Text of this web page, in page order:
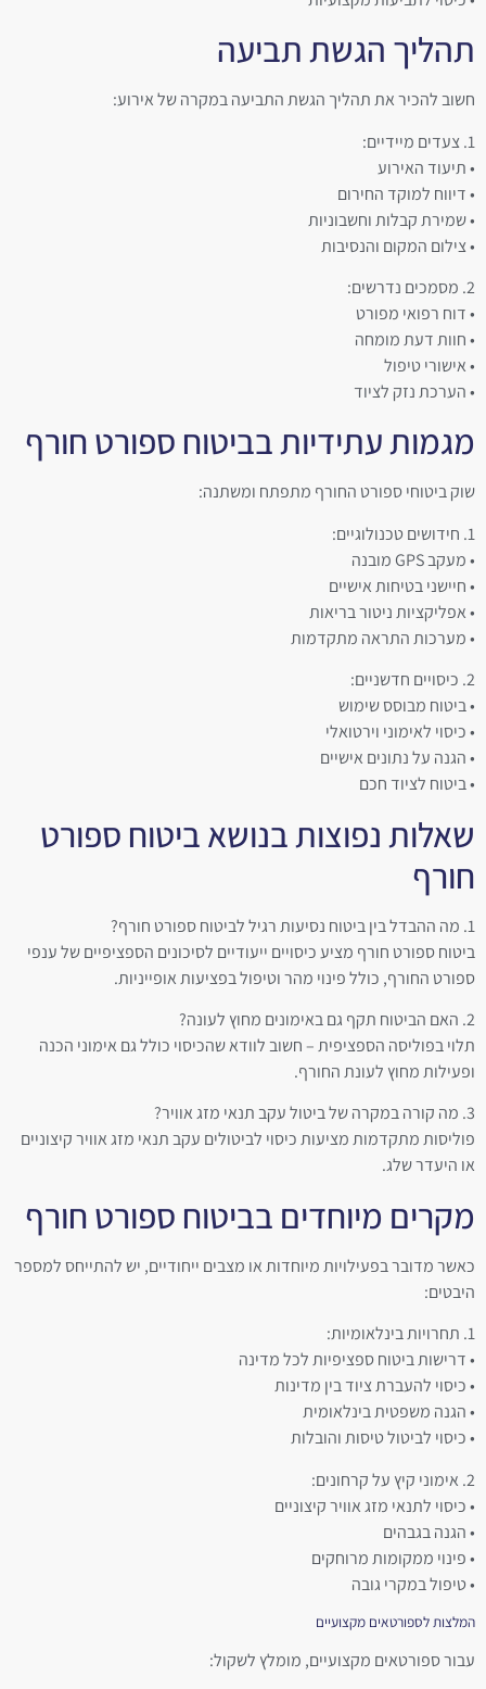
תהליך הגשת תביעה
חשוב להכיר את תהליך הגשת התביעה במקרה של אירוע:
1. צעדים מיידיים:
• תיעוד האירוע
• דיווח למוקד החירום
• שמירת קבלות וחשבוניות
• צילום המקום והנסיבות
2. מסמכים נדרשים:
• דוח רפואי מפורט
• חוות דעת מומחה
• אישורי טיפול
• הערכת נזק לציוד
מגמות עתידיות בביטוח ספורט חורף
שוק ביטוחי ספורט החורף מתפתח ומשתנה:
1. חידושים טכנולוגיים:
• מעקב GPS מובנה
• חיישני בטיחות אישיים
• אפליקציות ניטור בריאות
• מערכות התראה מתקדמות
2. כיסויים חדשניים:
• ביטוח מבוסס שימוש
• כיסוי לאימוני וירטואלי
• הגנה על נתונים אישיים
• ביטוח לציוד חכם
שאלות נפוצות בנושא ביטוח ספורט
חורף
1. מה ההבדל בין ביטוח נסיעות רגיל לביטוח ספורט חורף?
ביטוח ספורט חורף מציע כיסויים ייעודיים לסיכונים הספציפיים של ענפי
ספורט החורף, כולל פינוי מהר וטיפול בפציעות אופייניות.
2. האם הביטוח תקף גם באימונים מחוץ לעונה?
תלוי בפוליסה הספציפית – חשוב לוודא שהכיסוי כולל גם אימוני הכנה
ופעילות מחוץ לעונת החורף.
3. מה קורה במקרה של ביטול עקב תנאי מזג אוויר?
פוליסות מתקדמות מציעות כיסוי לביטולים עקב תנאי מזג אוויר קיצוניים
או היעדר שלג.
מקרים מיוחדים בביטוח ספורט חורף
כאשר מדובר בפעילויות מיוחדות או מצבים ייחודיים, יש להתייחס למספר
היבטים:
1. תחרויות בינלאומיות:
• דרישות ביטוח ספציפיות לכל מדינה
• כיסוי להעברת ציוד בין מדינות
• הגנה משפטית בינלאומית
• כיסוי לביטול טיסות והובלות
2. אימוני קיץ על קרחונים:
• כיסוי לתנאי מזג אוויר קיצוניים
• הגנה בגבהים
• פינוי ממקומות מרוחקים
• טיפול במקרי גובה
המלצות לספורטאים מקצועיים
עבור ספורטאים מקצועיים, מומלץ לשקול: